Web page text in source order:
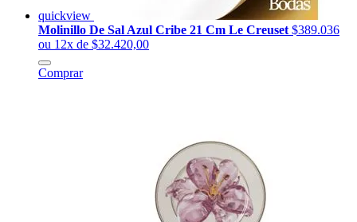
quickview
Molinillo De Sal Azul Cribe 21 Cm Le Creuset $389.036
ou 12x de $32.420,00
Comprar